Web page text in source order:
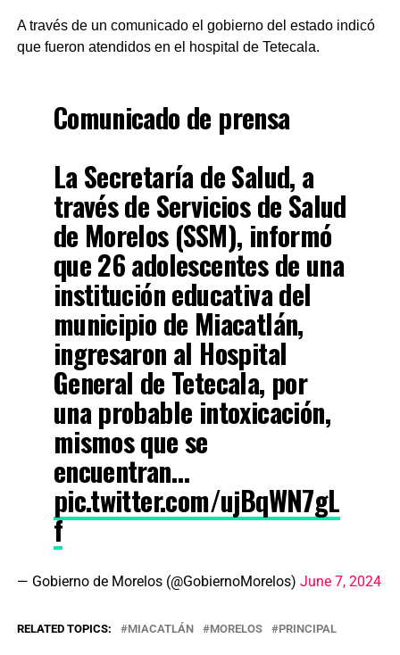
A través de un comunicado el gobierno del estado indicó
que fueron atendidos en el hospital de Tetecala.
Comunicado de prensa
La Secretaría de Salud, a
través de Servicios de Salud
de Morelos (SSM), informó
que 26 adolescentes de una
institución educativa del
municipio de Miacatlán,
ingresaron al Hospital
General de Tetecala, por
una probable intoxicación,
mismos que se
encuentran…
pic.twitter.com/ujBqWN7gL
f
— Gobierno de Morelos (@GobiernoMorelos) June 7, 2024
RELATED TOPICS: MIACATLÁN MORELOS PRINCIPAL